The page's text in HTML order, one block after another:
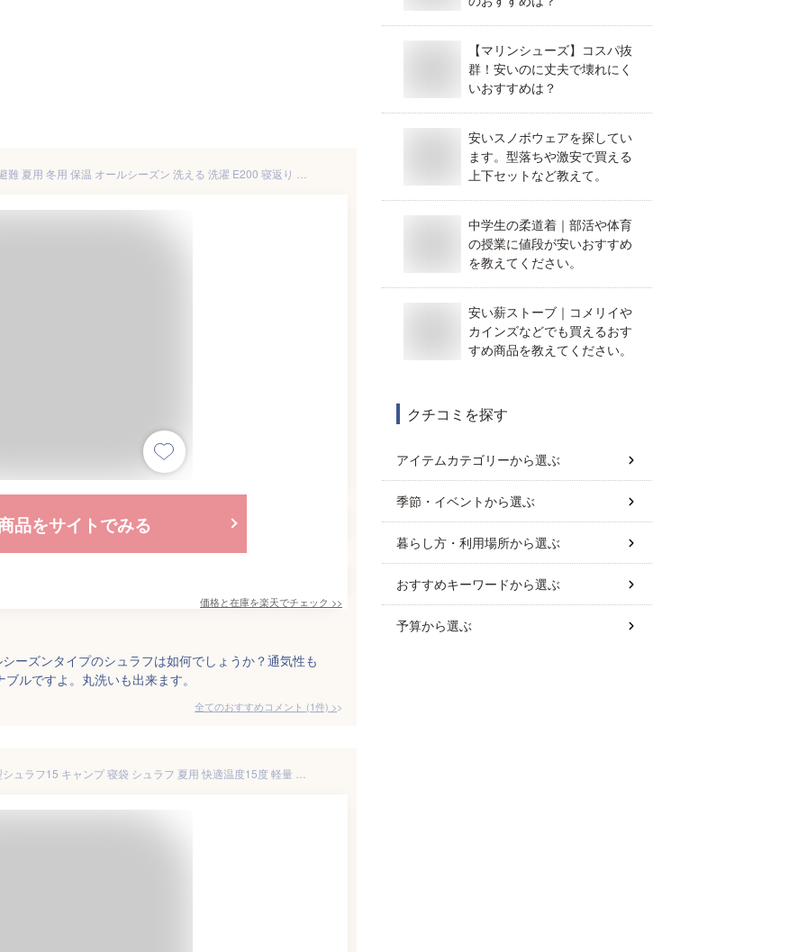
品をサイトでみる
価格と在庫を楽天でチェック >>
ーズンタイプのシュラフは如何でしょうか？通気性も
ルですよ。丸洗いも出来ます。
全てのおすすめコメント (1件) >
【マリンシューズ】コスパ抜
群！安いのに丈夫で壊れにく
いおすすめは？
安いスノボウェアを探してい
ます。型落ちや激安で買える
上下セットなど教えて。
中学生の柔道着｜部活や体育
の授業に値段が安いおすすめ
を教えてください。
安い薪ストーブ｜コメリイや
カインズなどでも買えるおす
すめ商品を教えてください。
クチコミを探す
アイテムカテゴリーから選ぶ
季節・イベントから選ぶ
暮らし方・利用場所から選ぶ
おすすめキーワードから選ぶ
予算から選ぶ